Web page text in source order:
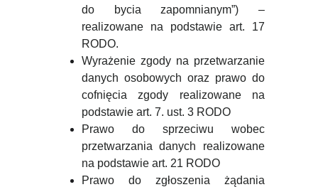
do bycia zapomnianym”) –
realizowane na podstawie art. 17
RODO.
Wyrażenie zgody na przetwarzanie
danych osobowych oraz prawo do
cofnięcia zgody realizowane na
podstawie art. 7. ust. 3 RODO
Prawo do sprzeciwu wobec
przetwarzania danych realizowane
na podstawie art. 21 RODO
Prawo do zgłoszenia żądania